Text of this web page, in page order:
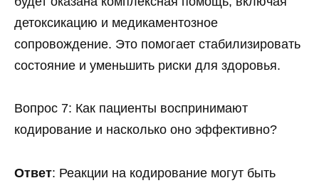
детоксикацию и медикаментозное
сопровождение. Это помогает стабилизировать
состояние и уменьшить риски для здоровья.
Вопрос 7: Как пациенты воспринимают
кодирование и насколько оно эффективно?
Ответ: Реакции на кодирование могут быть